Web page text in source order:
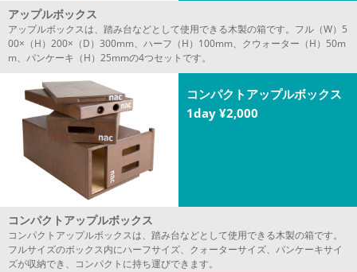
アップルボックス
アップルボックスは、踏み台などとして使用できる木製の箱です。フル（W）5
00×（H）200×（D）300mm、ハーフ（H）100mm、クウォーター（H）50m
m、パンケーキ（H）25mmの4つセットです。
コンパクトアップルボックス
1day ¥2,000
コンパクトアップルボックス
コンパクトアップルボックスは、踏み台などとして使用できる木製の箱です。
フルサイズのボックス内にハーフサイズ、クォーターサイズ、パンケーキサイ
ズが収納でき、コンパクトに持ち運びできます。